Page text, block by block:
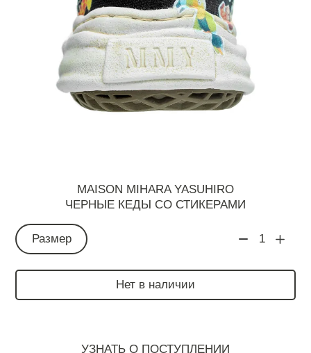
MAISON MIHARA YASUHIRO
ЧЕРНЫЕ КЕДЫ СО СТИКЕРАМИ
Размер 1
Нет в наличии
УЗНАТЬ О ПОСТУПЛЕНИИ